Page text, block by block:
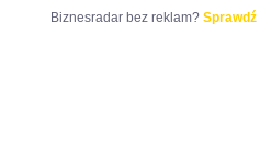
Biznesradar bez reklam? Sprawdź